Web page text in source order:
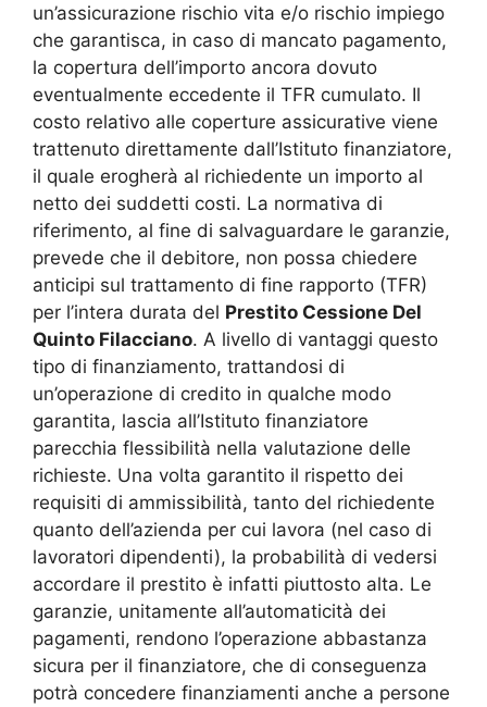
un’assicurazione rischio vita e/o rischio impiego
che garantisca, in caso di mancato pagamento,
la copertura dell’importo ancora dovuto
eventualmente eccedente il TFR cumulato. Il
costo relativo alle coperture assicurative viene
trattenuto direttamente dall’Istituto finanziatore,
il quale erogherà al richiedente un importo al
netto dei suddetti costi. La normativa di
riferimento, al fine di salvaguardare le garanzie,
prevede che il debitore, non possa chiedere
anticipi sul trattamento di fine rapporto (TFR)
per l’intera durata del Prestito Cessione Del
Quinto Filacciano. A livello di vantaggi questo
tipo di finanziamento, trattandosi di
un’operazione di credito in qualche modo
garantita, lascia all’Istituto finanziatore
parecchia flessibilità nella valutazione delle
richieste. Una volta garantito il rispetto dei
requisiti di ammissibilità, tanto del richiedente
quanto dell’azienda per cui lavora (nel caso di
lavoratori dipendenti), la probabilità di vedersi
accordare il prestito è infatti piuttosto alta. Le
garanzie, unitamente all’automaticità dei
pagamenti, rendono l’operazione abbastanza
sicura per il finanziatore, che di conseguenza
potrà concedere finanziamenti anche a persone